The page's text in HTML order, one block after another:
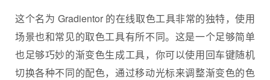
这个名为 Gradientor 的在线取色工具非常的独特，使用
场景也和常见的取色工具有所不同。这是一个足够简单
也足够巧妙的渐变色生成工具，你可以使用回车键随机
切换各种不同的配色，通过移动光标来调整渐变色的色